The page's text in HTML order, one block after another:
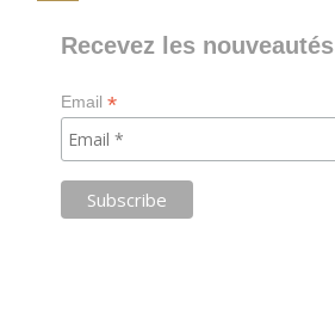
Recevez les nouveautés
Email*